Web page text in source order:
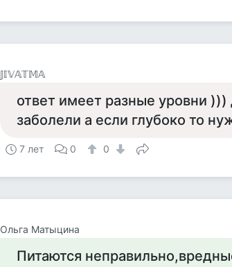
𝕁𝕀𝕍𝔸𝕋𝕄𝔸
ответ имеет разные уровни )))
заболели а если глубоко то
7 лет 0 0
Ольга Матыцина
Питаются